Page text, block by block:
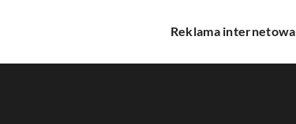
Reklama internetowa